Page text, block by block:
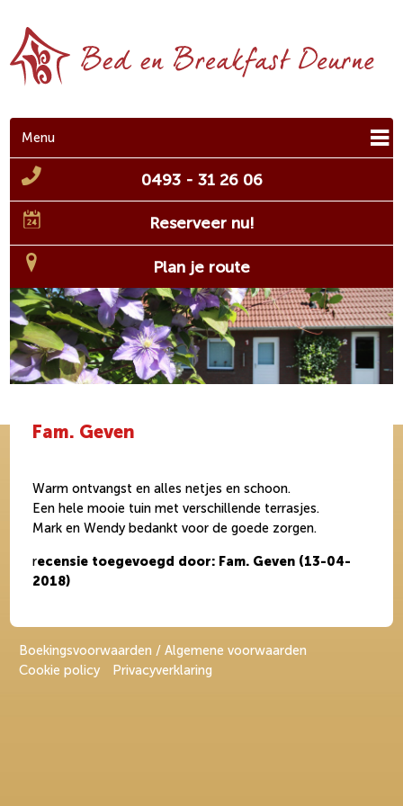
Menu
0493 - 31 26 06
Reserveer nu!
Plan je route
Fam. Geven
Warm ontvangst en alles netjes en schoon.
Een hele mooie tuin met verschillende terrasjes.
Mark en Wendy bedankt voor de goede zorgen.
recensie toegevoegd door: Fam. Geven (13-04-
2018)
Boekingsvoorwaarden / Algemene voorwaarden
Cookie policy
Privacyverklaring